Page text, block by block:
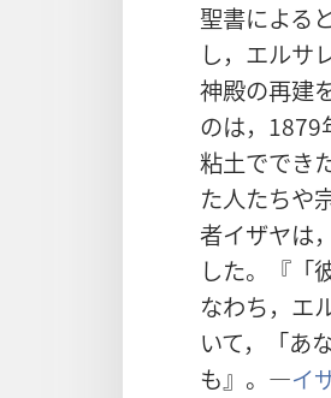
聖書による
し，エルサ
神殿の再建
のは，1879
粘土ででき
た人たちや
者イザヤは
した。『「
なわち，エ
いて，「あ
も』。―イ